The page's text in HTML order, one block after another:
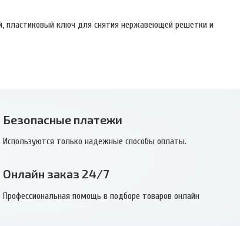
пластиковый ключ для снятия нержавеющей решетки и
Безопасные платежи
Используются только надежные способы оплаты.
Онлайн заказ 24/7
Профессиональная помощь в подборе товаров онлайн